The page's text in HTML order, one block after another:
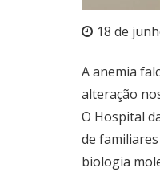
18 de
A anemia
alteração
O Hospital
de
biologia